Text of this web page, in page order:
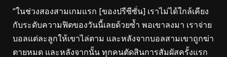
“ในช่วงสองสามเกมแรก [ของปรีซีซั่น] เราไม่ได้ใกล้เคียง
กับระดับความฟิตของวันนี้เลยด้วยซ้ำ พอเขาลงมา เราจ่าย
บอลแต่ละลูกให้เขาไล่ตาม และหลังจากบอลสามเขาถูกฆ่า
ตายหมด และหลังจากนั้น ทุกคนตัดสินการสัมผัสครั้งแรก